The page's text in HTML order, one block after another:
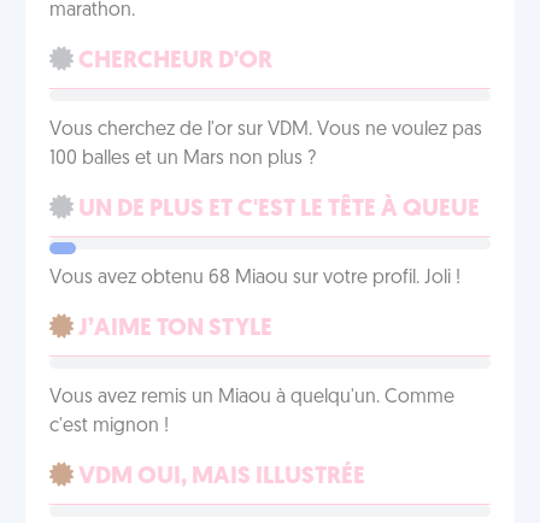
marathon.
CHERCHEUR D'OR
Vous cherchez de l'or sur VDM. Vous ne voulez pas
100 balles et un Mars non plus ?
UN DE PLUS ET C'EST LE TÊTE À QUEUE
Vous avez obtenu 68 Miaou sur votre profil. Joli !
J’AIME TON STYLE
Vous avez remis un Miaou à quelqu'un. Comme
c'est mignon !
VDM OUI, MAIS ILLUSTRÉE